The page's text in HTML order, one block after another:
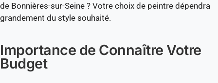
de Bonnières-sur-Seine ? Votre choix de peintre dépendra
grandement du style souhaité.
Importance de Connaître Votre
Budget